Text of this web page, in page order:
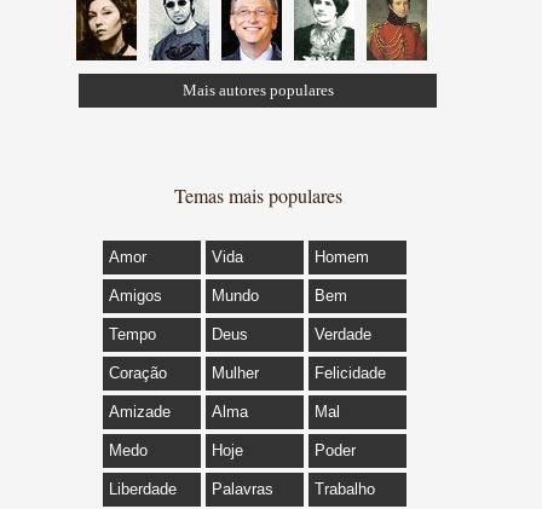
Mais autores populares
Temas mais populares
Amor Vida Homem
Amigos Mundo Bem
Tempo Deus Verdade
Coração Mulher Felicidade
Amizade Alma Mal
Medo Hoje Poder
Liberdade Palavras Trabalho